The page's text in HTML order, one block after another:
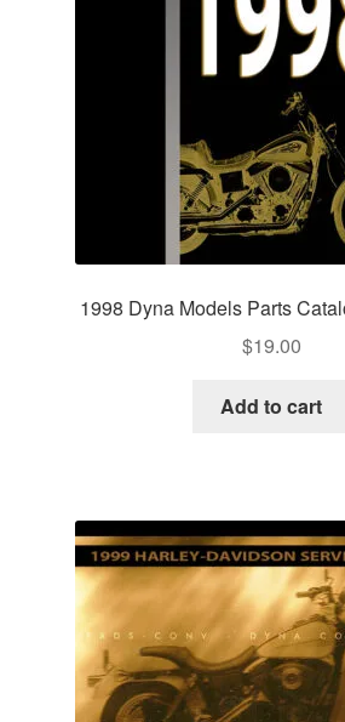
1998 Dyna Models Parts
$19.00
Add to cart